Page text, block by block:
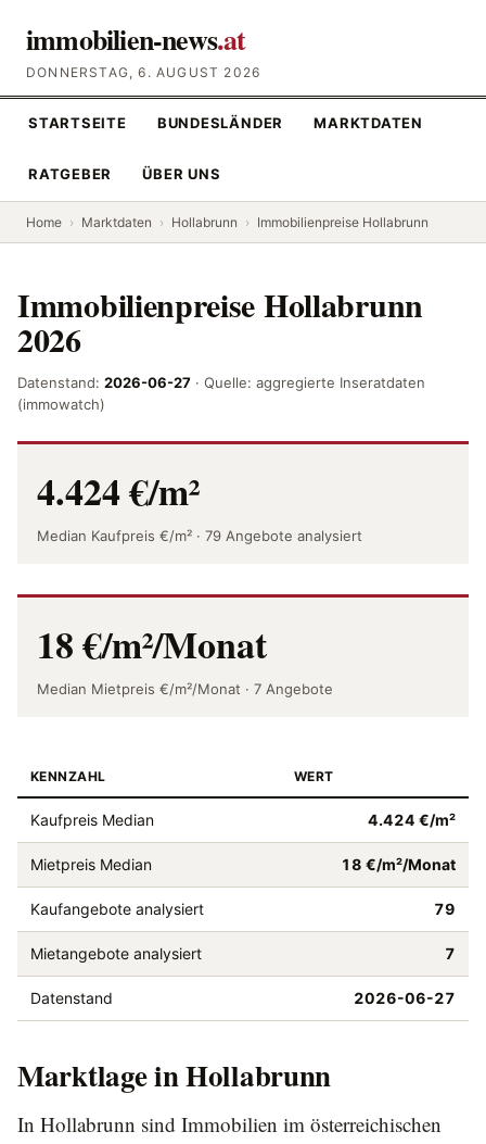
immobilien-news.at
DONNERSTAG, 6. AUGUST 2026
STARTSEITE BUNDESLÄNDER MARKTDATEN
RATGEBER ÜBER UNS
Home › Marktdaten › Hollabrunn › Immobilienpreise Hollabrunn
Immobilienpreise Hollabrunn
2026
Datenstand: 2026-06-27 · Quelle: aggregierte Inseratdaten
(immowatch)
4.424 €/m²
Median Kaufpreis €/m² · 79 Angebote analysiert
18 €/m²/Monat
Median Mietpreis €/m²/Monat · 7 Angebote
KENNZAHL WERT
Kaufpreis Median 4.424 €/m²
Mietpreis Median 18 €/m²/Monat
Kaufangebote analysiert 79
Mietangebote analysiert 7
Datenstand 2026-06-27
Marktlage in Hollabrunn
In Hollabrunn sind Immobilien im österreichischen